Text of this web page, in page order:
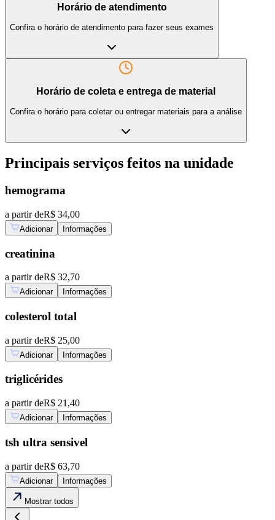
Horário de atendimento
Confira o horário de atendimento para fazer seus exames
Horário de coleta e entrega de material
Confira o horário para coletar ou entregar materiais para a análise
Principais serviços feitos na unidade
hemograma
a partir deR$ 34,00
Adicionar Informações
creatinina
a partir deR$ 32,70
Adicionar Informações
colesterol total
a partir deR$ 25,00
Adicionar Informações
triglicérides
a partir deR$ 21,40
Adicionar Informações
tsh ultra sensivel
a partir deR$ 63,70
Adicionar Informações
Mostrar todos